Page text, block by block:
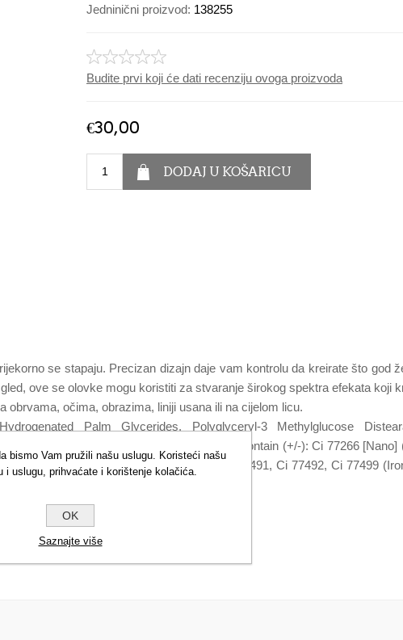
Jedninični proizvod: 138255
Budite prvi koji će dati recenziju ovoga proizvoda
€30,00
se stapaju. Precizan dizajn daje vam kontrolu da kreirate što god
ove se olovke mogu koristiti za stvaranje širokog spektra efekata koji
očima, obrazima, liniji usana ili na cijelom licu.
Palm Glycerides, Polyglyceryl-3 Methylglucose
Tocopherol, Ascorbyl Palmitate, Bht. May Contain (+/-): Ci 77266
28 Lake), Ci 77007 (Ultramarines), Ci 77491, Ci 77492, Ci 77499
bismo Vam pružili našu uslugu. Koristeći našu
i uslugu, prihvaćate i korištenje kolačića.
OK
Saznajte više